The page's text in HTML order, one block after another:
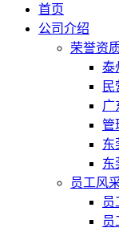
首页
公司介绍
荣誉资
泰
广
管
东
东
员工风
员
员